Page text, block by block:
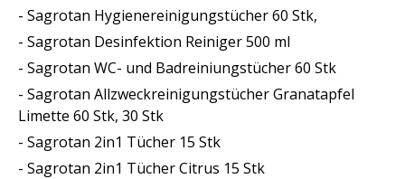
- Sagrotan Hygienereinigungstücher 60 Stk,
- Sagrotan Desinfektion Reiniger 500 ml
- Sagrotan WC- und Badreiniungstücher 60 Stk
- Sagrotan Allzweckreinigungstücher Granatapfel
Limette 60 Stk, 30 Stk
- Sagrotan 2in1 Tücher 15 Stk
- Sagrotan 2in1 Tücher Citrus 15 Stk